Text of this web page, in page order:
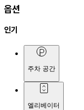
옵션
인기
주차 공간
엘리베이터